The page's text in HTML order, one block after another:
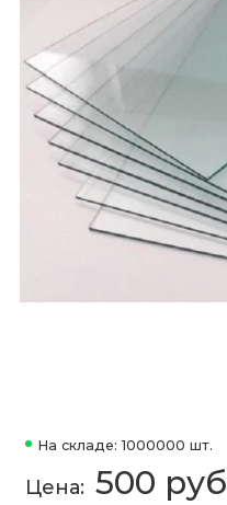
На складе: 1000000 шт.
500 руб